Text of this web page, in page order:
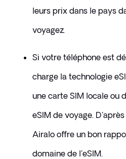
leurs prix dans le pays
voyagez.
Si votre téléphone est
charge la technologie
une carte SIM locale ou
eSIM de voyage.
Airalo offre un bon
domaine de l'eSIM.